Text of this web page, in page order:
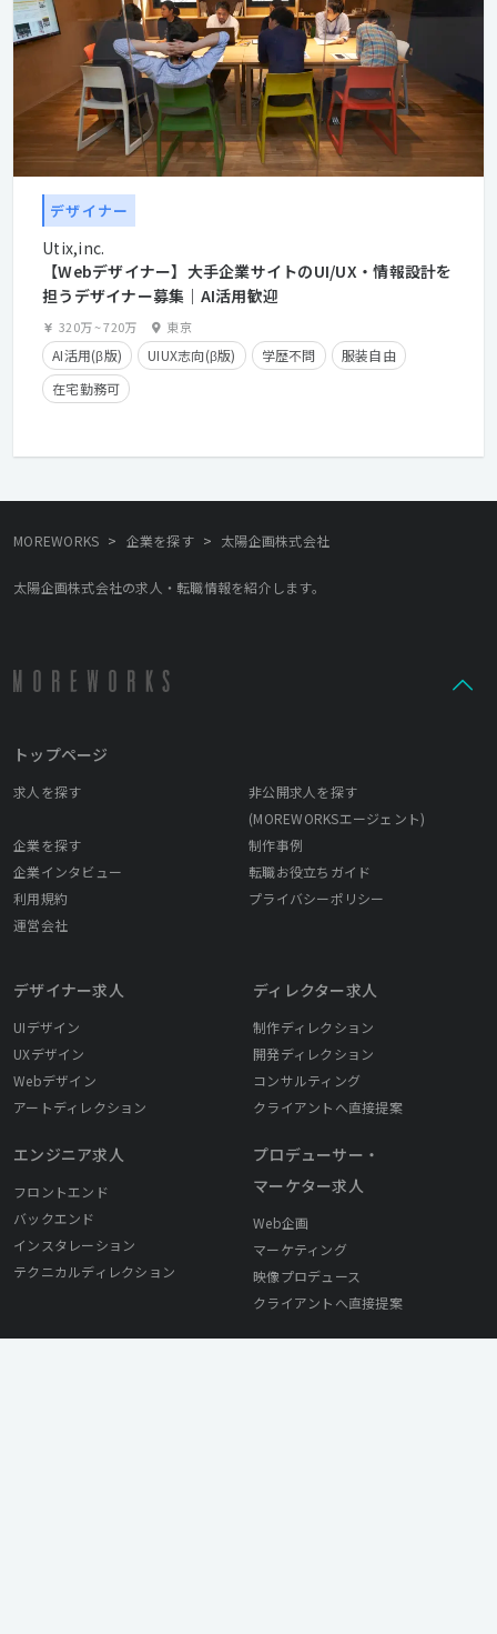
デザイナー
Utix,inc.
【Webデザイナー】大手企業サイトのUI/UX・情報設計を
担うデザイナー募集｜AI活用歓迎
320万~720万 東京
AI活用(β版) UIUX志向(β版) 学歴不問
服装自由
在宅勤務可
MOREWORKS > 企業を探す > 太陽企画株式会社
太陽企画株式会社の求人・転職情報を紹介します。
トップページ
求人を探す
非公開求人を探す
(MOREWORKSエージェント)
企業を探す
制作事例
企業インタビュー
転職お役立ちガイド
利用規約
プライバシーポリシー
運営会社
デザイナー求人
UIデザイン
UXデザイン
Webデザイン
アートディレクション
エンジニア求人
フロントエンド
バックエンド
インスタレーション
テクニカルディレクション
ディレクター求人
制作ディレクション
開発ディレクション
コンサルティング
クライアントへ直接提案
プロデューサー・
マーケター求人
Web企画
マーケティング
映像プロデュース
クライアントへ直接提案